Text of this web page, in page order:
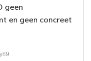
geen
en geen concreet